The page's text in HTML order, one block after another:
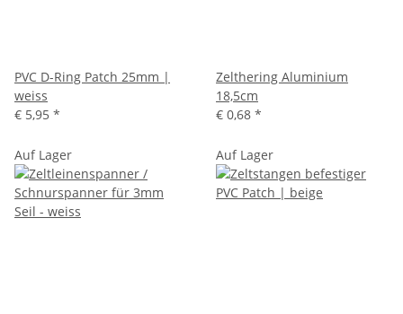
PVC D-Ring Patch 25mm |
weiss
€ 5,95 *
Zelthering Aluminium
18,5cm
€ 0,68 *
Auf Lager Auf Lager